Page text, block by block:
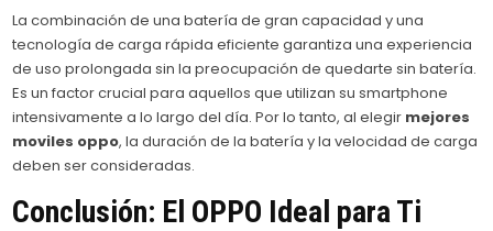
La combinación de una batería de gran capacidad y una
tecnología de carga rápida eficiente garantiza una experiencia
de uso prolongada sin la preocupación de quedarte sin batería.
Es un factor crucial para aquellos que utilizan su smartphone
intensivamente a lo largo del día. Por lo tanto, al elegir mejores
moviles oppo, la duración de la batería y la velocidad de carga
deben ser consideradas.
Conclusión: El OPPO Ideal para Ti